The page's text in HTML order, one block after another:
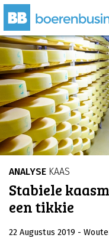
ANALYSE KAAS
Stabiele
een tikkie
22 Augustus 2019 -